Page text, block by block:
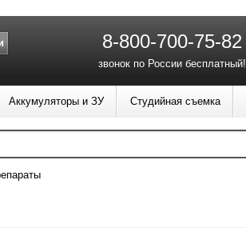
8-800-700-75-82
звонок по России бесплатный!
Аккумуляторы и ЗУ Студийная съемка